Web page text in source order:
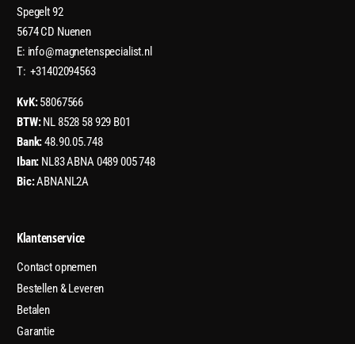
Spegelt 92
5674 CD Nuenen
E: info@magnetenspecialist.nl
T: +31402094563
KvK:58067566
BTW:NL 8528 58 929 B01
Bank:48.90.05.748
Iban: NL83 ABNA 0489 005 748
Bic:ABNANL2A
Klantenservice
Contact opnemen
Bestellen & Leveren
Betalen
Garantie